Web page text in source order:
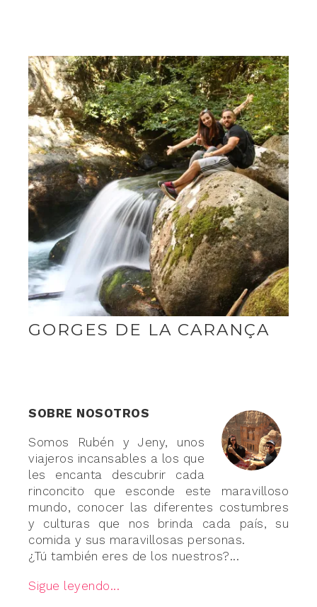
GORGES DE LA CARANÇA
SOBRE NOSOTROS
Somos Rubén y Jeny, unos
viajeros incansables a los que
les encanta descubrir cada
rinconcito que esconde este maravilloso
mundo, conocer las diferentes costumbres
y culturas que nos brinda cada país, su
comida y sus maravillosas personas.
¿Tú también eres de los nuestros?...
Sigue leyendo...